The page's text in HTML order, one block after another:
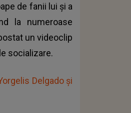
de fanii lui și a
la numeroase
un videoclip
socializare.
Delgado și